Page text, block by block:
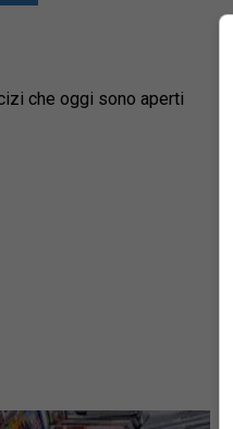
che oggi sono aperti